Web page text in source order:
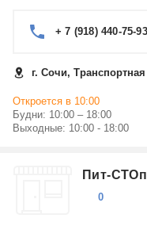
+ 7 (918) 440-75-93
г. Сочи,
Откроется в 10:00
Будни: 10:00 – 18:00
Выходные: 10:00 - 18:00
Пит-
0